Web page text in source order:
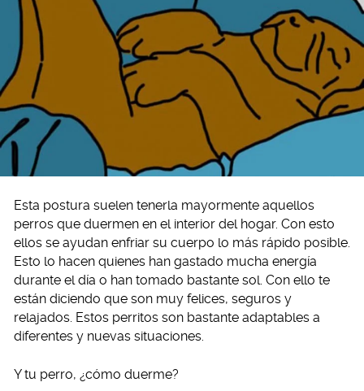
Esta postura suelen tenerla mayormente aquellos
perros que duermen en el interior del hogar. Con esto
ellos se ayudan enfriar su cuerpo lo más rápido posible.
Esto lo hacen quienes han gastado mucha energía
durante el día o han tomado bastante sol. Con ello te
están diciendo que son muy felices, seguros y
relajados. Estos perritos son bastante adaptables a
diferentes y nuevas situaciones.
Y tu perro, ¿cómo duerme?